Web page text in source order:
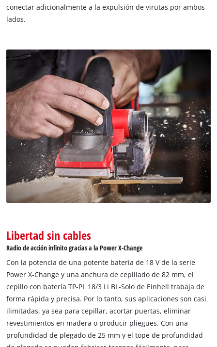
¡Necesitamos su consentimiento para
cargar el servicio Google Maps!
This content is not permitted to load due
to trackers that are not disclosed to the
visitor. The website owner needs to setup
the site with their CMP to add this content
to the list of technologies used.
Powered byUsercentrics Consent
conectar adicionalmente a la expulsión de virutas por ambos
lados.
Libertad sin cables
Radio de acción infinito gracias a la Power X-Change
Con la potencia de una potente batería de 18 V de la serie
Power X-Change y una anchura de cepillado de 82 mm, el
cepillo con batería TP-PL 18/3 Li BL-Solo de Einhell trabaja de
forma rápida y precisa. Por lo tanto, sus aplicaciones son casi
ilimitadas, ya sea para cepillar, acortar puertas, eliminar
revestimientos en madera o producir pliegues. Con una
profundidad de plegado de 25 mm y el tope de profundidad